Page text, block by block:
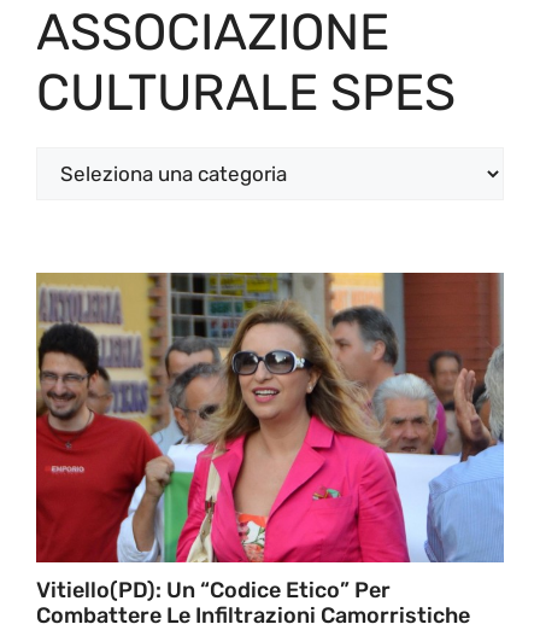
ASSOCIAZIONE
CULTURALE SPES
Categorie
Vitiello(PD): Un “Codice Etico” Per
Combattere Le Infiltrazioni Camorristiche